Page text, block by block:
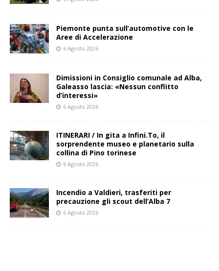
Piemonte punta sull’automotive con le
Aree di Accelerazione
6 Agosto 2026
Dimissioni in Consiglio comunale ad Alba,
Galeasso lascia: «Nessun conflitto
d’interessi»
6 Agosto 2026
ITINERARI / In gita a Infini.To, il
sorprendente museo e planetario sulla
collina di Pino torinese
6 Agosto 2026
Incendio a Valdieri, trasferiti per
precauzione gli scout dell’Alba 7
6 Agosto 2026